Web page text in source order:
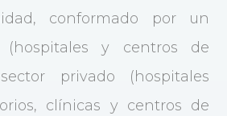
conformado por un
(hospitales y centros de
privado (hospitales
clínicas y centros de